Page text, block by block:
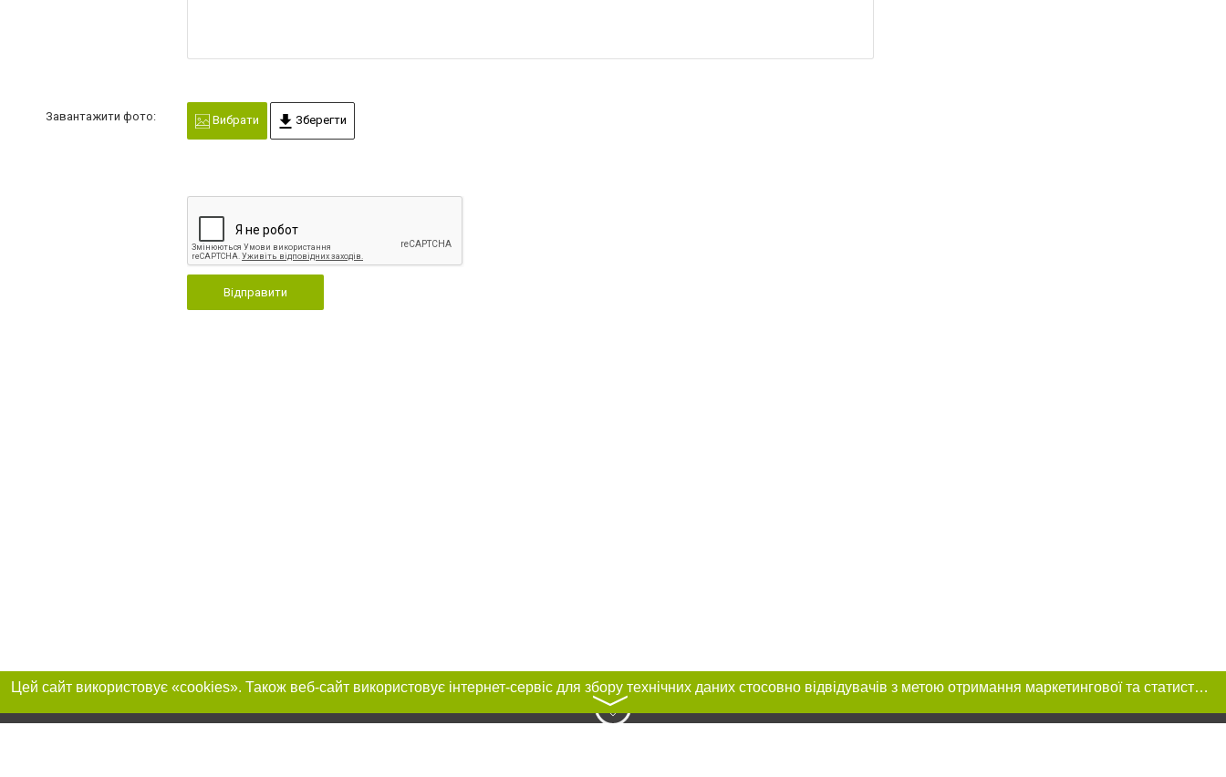
Завантажити фото: Вибрати Зберегти
Відправити
Цей сайт використовує «cookies». Також веб-сайт використовує інтернет-сервіс для збору технічних даних стосовно відвідувачів з метою отримання маркетингової та статистичної інформації. Умови обробки даних відвідувачів сайту див.
〉